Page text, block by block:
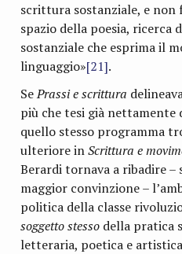
scrittura sostanziale, e non
spazio della poesia,
sostanziale che esprima il
linguaggio»[21].
SePrassi e scrittura
più che tesi già
quello stesso programma
ulteriore inScrittura e
Berardi tornava a ribadire –
maggior convinzione –
politica della classe
soggetto stesso della pratica
letteraria, poetica e